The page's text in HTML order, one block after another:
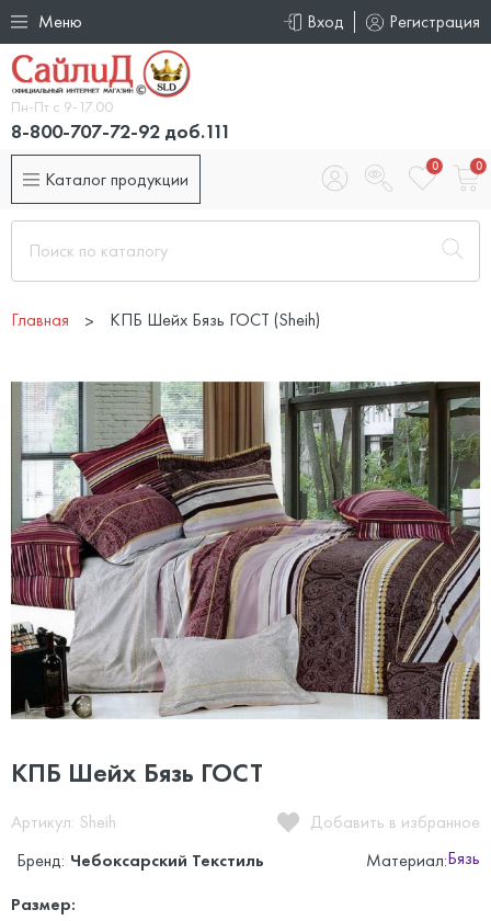
Меню Вход Регистрация
Пн-Пт с 9-17.00
8-800-707-72-92 доб.111
Каталог продукции
0 0
Главная КПБ Шейх Бязь ГОСТ (Sheih)
КПБ Шейх Бязь ГОСТ
Артикул: Sheih
Добавить в избранное
Бренд: Чебоксарский Текстиль Материал:Бязь
Размер: